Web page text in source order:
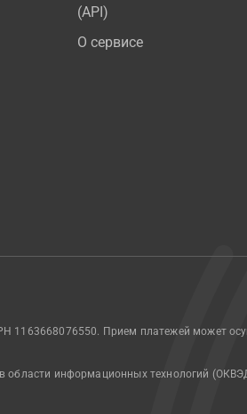
(API)
О сервисе
1163668076550. Прием платежей может
области информационных технологий